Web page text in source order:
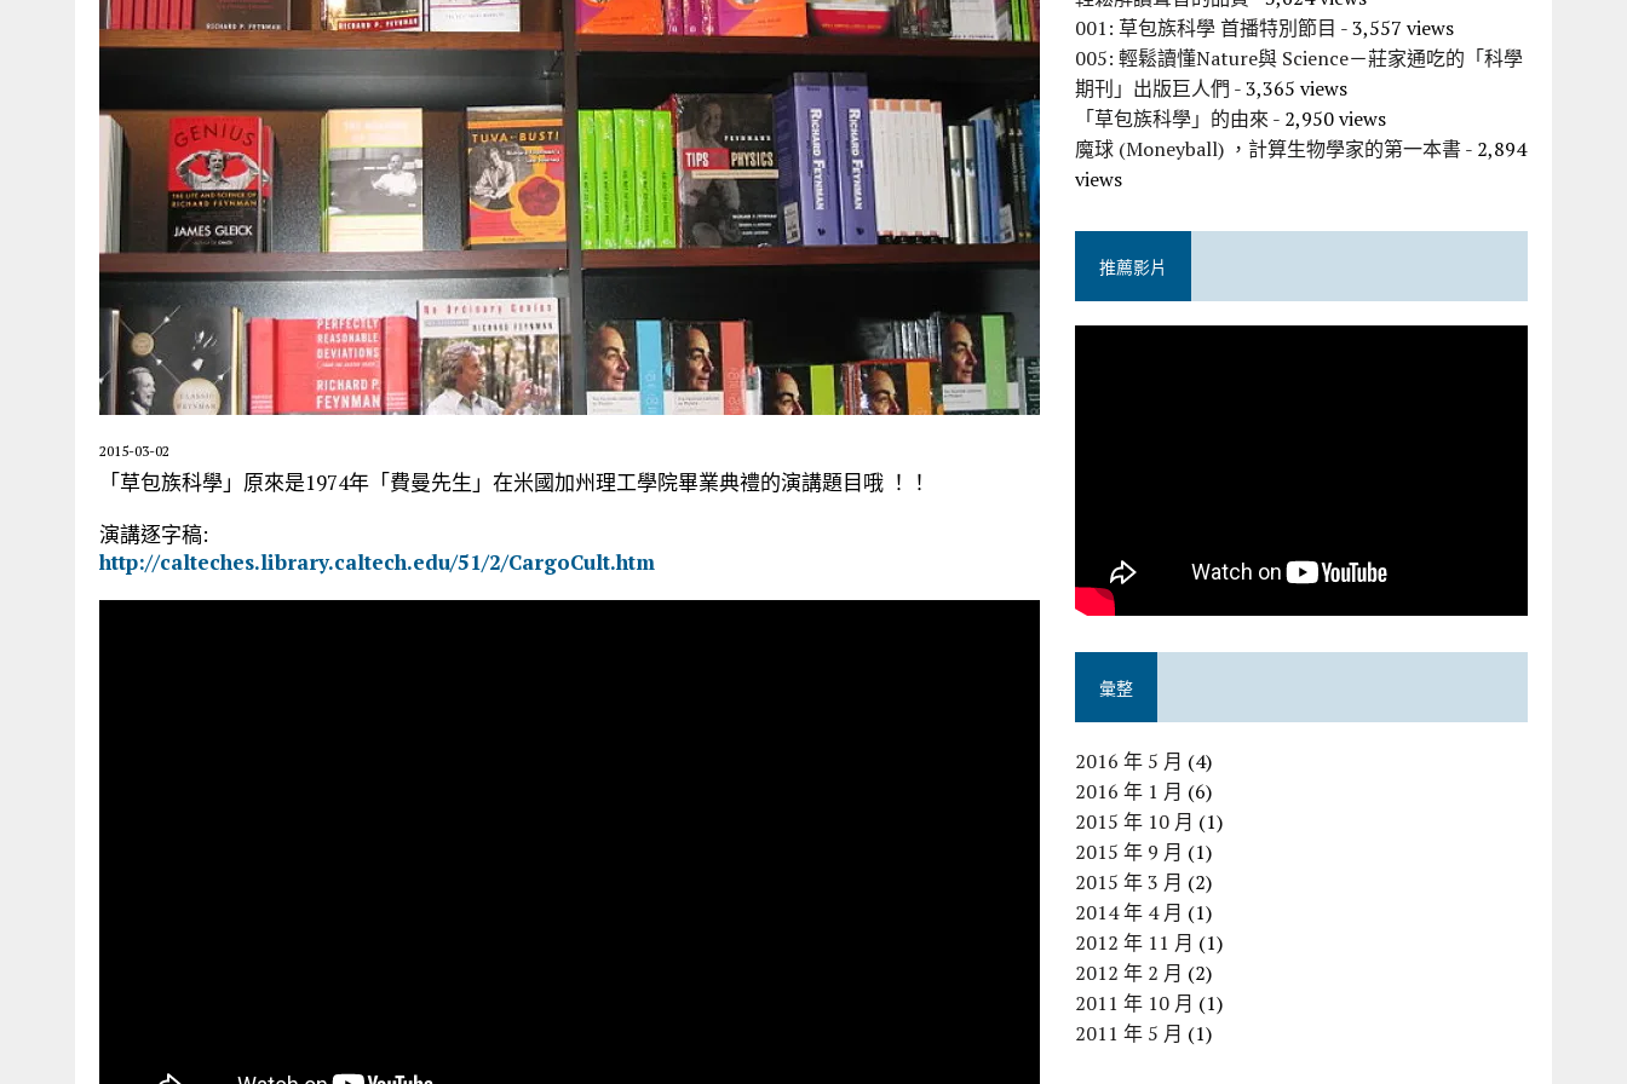
2015-03-02
「草包族科學」原來是1974年「費曼先生」在米國加州理工學院畢業典禮的演講題目哦 ！！
演講逐字稿:
http://calteches.library.caltech.edu/51/2/CargoCult.htm
001: 草包族科學 首播特別節目 - 3,557 views
005: 輕鬆讀懂Nature與 Science－莊家通吃的「科學
期刊」出版巨人們 - 3,365 views
「草包族科學」的由來 - 2,950 views
魔球 (Moneyball) ，計算生物學家的第一本書- 2,894
views
推薦影片
彙整
2016 年 5 月 (4)
2016 年 1 月 (6)
2015 年 10 月 (1)
2015 年 9 月 (1)
2015 年 3 月 (2)
2014 年 4 月 (1)
2012 年 11 月 (1)
2012 年 2 月 (2)
2011 年 10 月 (1)
2011 年 5 月 (1)